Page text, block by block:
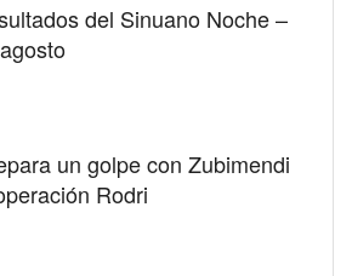
del Sinuano Noche –
un golpe con Zubimendi
Rodri